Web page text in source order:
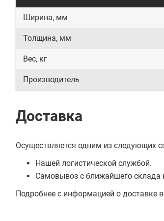
Ширина, мм
Толщина, мм
Вес, кг
Производитель
Доставка
Осуществляется одним из следующих
Нашей логистической службой.
Самовывоз с ближайшего склада
Подробнее с информацией о доставке